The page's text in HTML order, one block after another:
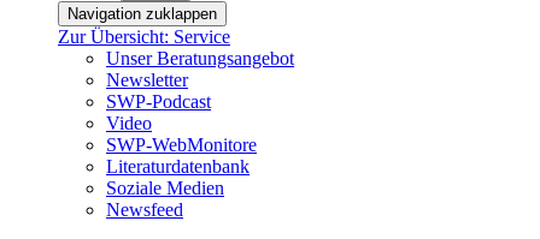
Navigation zuklappen
Zur Übersicht: Service
Unser Beratungsangebot
Newsletter
SWP-Podcast
Video
SWP-WebMonitore
Literaturdatenbank
Soziale Medien
Newsfeed